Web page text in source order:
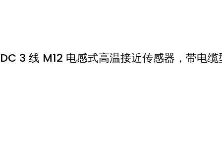
DC 3 线 M12 电感式高温接近传感器，带电